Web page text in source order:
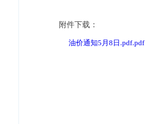
附件下载：
油价通知5月8日.pdf.pdf